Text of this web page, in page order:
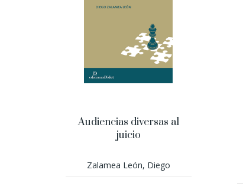
Audiencias diversas al
juicio
Zalamea León, Diego